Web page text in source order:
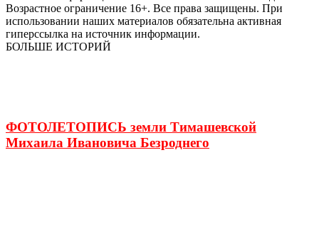
Возрастное ограничение 16+. Все права защищены. При
использовании наших материалов обязательна активная
гиперссылка на источник информации.
БОЛЬШЕ ИСТОРИЙ
ФОТОЛЕТОПИСЬ земли Тимашевской
Михаила Ивановича Безроднего